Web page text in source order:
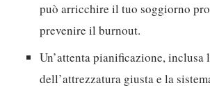
può arricchire il tuo soggiorno
prevenire il burnout.
Un’attenta pianificazione, inclusa
dell’attrezzatura giusta e la